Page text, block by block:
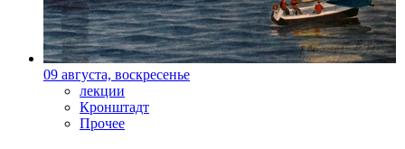
09 августа, воскресенье
лекции
Кронштадт
Прочее